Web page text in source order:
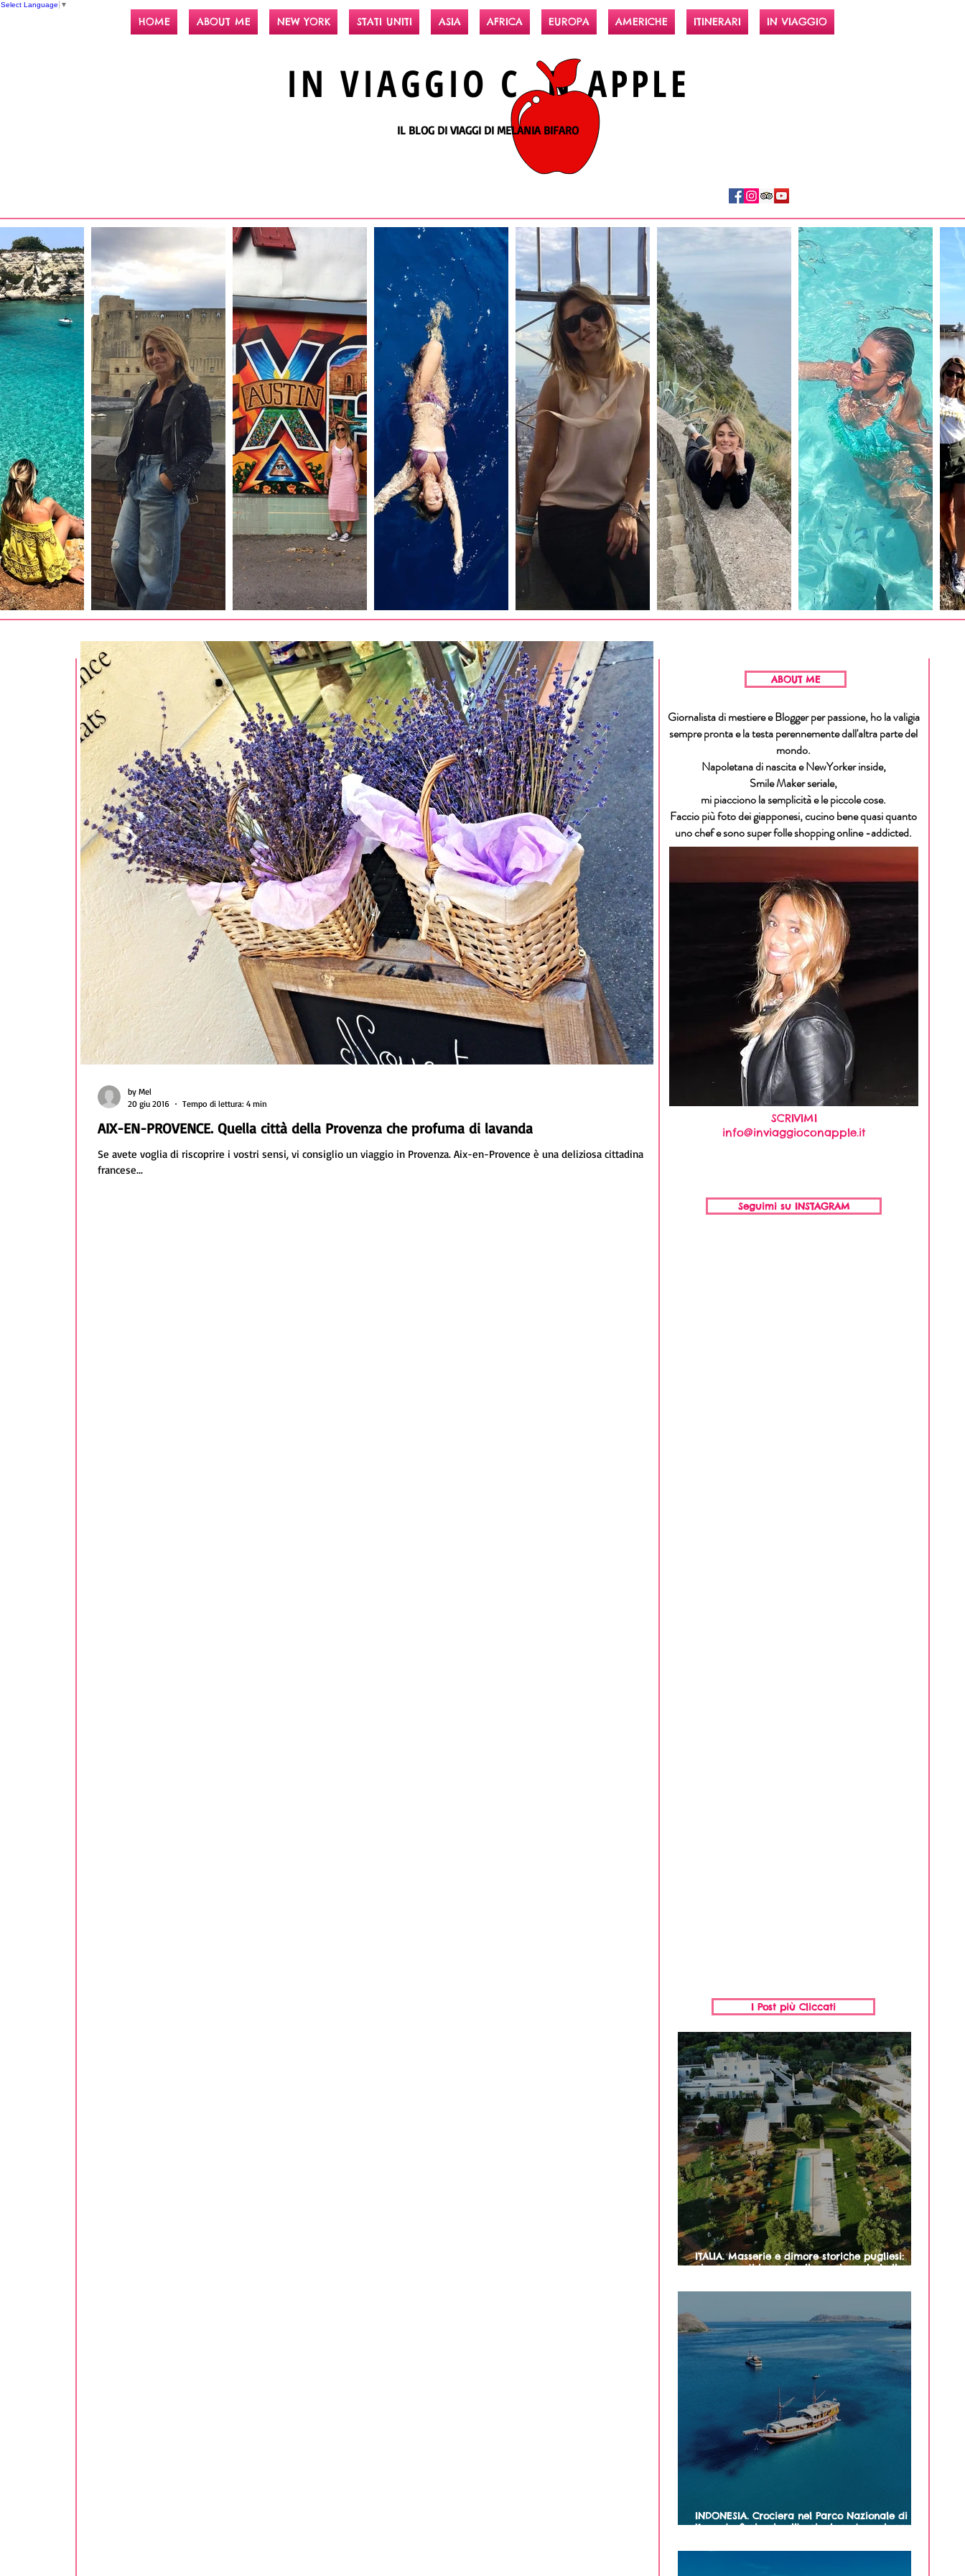
Select Language ▼
HOME ABOUT ME NEW YORK STATI UNITI ASIA AFRICA EUROPA AMERICHE ITINERARI IN VIAGGIO
IN VIAGGIO C NAPPLE
IL BLOG DI VIAGGI DI MELANIA BIFARO
AIX-EN-PROVENCE. Quella città della Provenza che profuma di lavanda
Se avete voglia di riscoprire i vostri sensi, vi consiglio un viaggio in Provenza. Aix-en-Provence è una deliziosa cittadina
francese...
by Mel
20 giu 2016
Tempo di lettura: 4 min
ABOUT ME
Giornalista di mestiere e Blogger per passione, ho la valigia
sempre pronta e la testa perennemente dall'altra parte del
mondo.
Napoletana di nascita e NewYorker inside,
Smile Maker seriale,
mi piacciono la semplicità e le piccole cose.
Faccio più foto dei giapponesi, cucino bene quasi quanto
uno chef e sono super folle shopping online -addicted.
SCRIVIMI
info@inviaggioconapple.it
Seguimi su INSTAGRAM
I Post più Cliccati
ITALIA. Masserie e dimore storiche pugliesi:
cinque posti incantevoli per vivere la bellezza
INDONESIA. Crociera nel Parco Nazionale di
Komodo: 3 giorni nell'arcipelago tra spiagge